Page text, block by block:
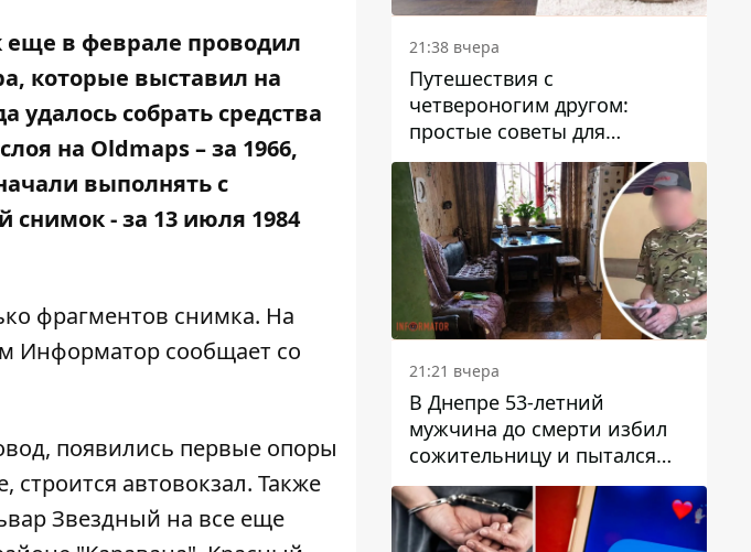
еще в феврале проводил
которые выставил на
удалось собрать средства
на Oldmaps – за 1966,
выполнять с
снимок - за 13 июля 1984
фрагментов снимка. На
Информатор сообщает со
появились первые опоры
автовокзал. Также
Звездный на все еще
21:38 вчера
Путешествия с
четвероногим другом:
простые советы для
поездок с животными
21:21 вчера
В Днепре 53-летний
мужчина до смерти избил
сожительницу и пытался
скрыть преступление:
детали